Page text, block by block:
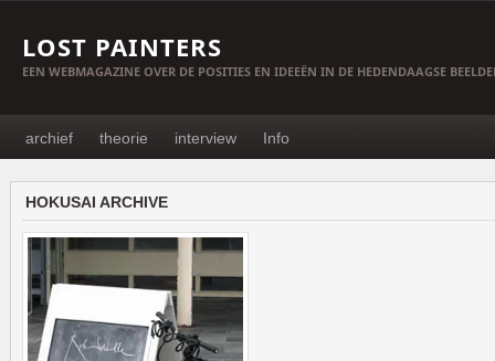
LOST PAINTERS
EEN WEBMAGAZINE OVER DE POSITIES EN IDEEËN IN DE HEDENDAAGSE
archief theorie interview Info
HOKUSAI ARCHIVE